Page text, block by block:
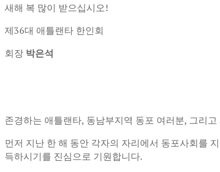
새해 복 많이 받으십시오!
제36대 애틀랜타 한인회
회장 박은석
존경하는 애틀랜타, 동남부지역 동포 여러분, 그리고
먼저 지난 한 해 동안 각자의 자리에서 동포사회를
득하시기를 진심으로 기원합니다.